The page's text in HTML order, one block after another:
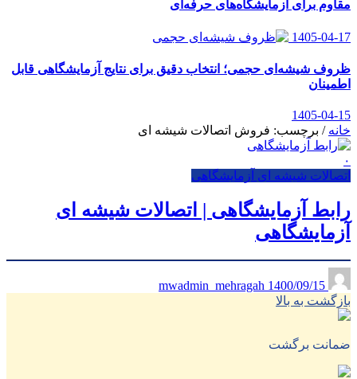
مقاوم برای آزمایشگاه‌های حرفه‌ای
1405-04-17
ظروف شیشه‌ای حجمی؛ انتخاب دقیق برای نتایج آزمایشگاهی قابل
اطمینان
1405-04-15
خانه / برچسب: فروش اتصالات شیشه ای
۰
اتصالات شیشه ای آزمایشگاهی
رابط آزمایشگاهی | اتصالات شیشه ای
آزمایشگاهی
1400/09/15
بازگشت به بالا
ضمانت برگشت